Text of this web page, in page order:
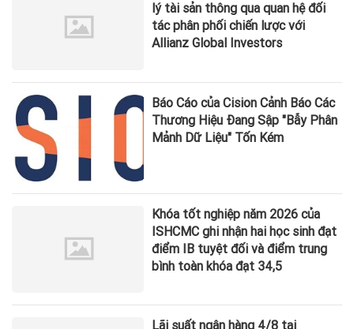
lý tài sản thông qua quan hệ đối
tác phân phối chiến lược với
Allianz Global Investors
Báo Cáo của Cision Cảnh Báo Các
Thương Hiệu Đang Sập "Bẫy Phân
Mảnh Dữ Liệu" Tốn Kém
Khóa tốt nghiệp năm 2026 của
ISHCMC ghi nhận hai học sinh đạt
điểm IB tuyệt đối và điểm trung
bình toàn khóa đạt 34,5
Lãi suất ngân hàng 4/8 tại